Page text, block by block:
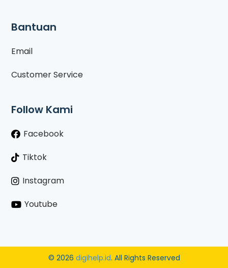
Bantuan
Email
Customer Service
Follow Kami
Facebook
Tiktok
Instagram
Youtube
© 2026 digihelp.id. All Rights Reserved